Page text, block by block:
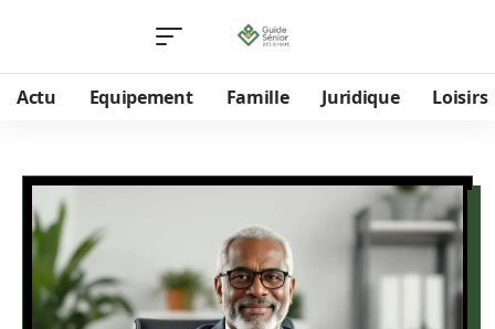
Actu Equipement Famille Juridique Loisirs